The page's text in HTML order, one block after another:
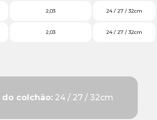
2,03 24 / 27 / 32cm
2,03 24 / 27 / 32cm
colchão:24 / 27 / 32cm